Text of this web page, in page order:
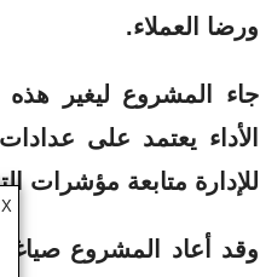
ورضا العملاء.
جاء المشروع ليغير
الأداء يعتمد على
للإدارة متابعة
وقد أعاد المشروع
X